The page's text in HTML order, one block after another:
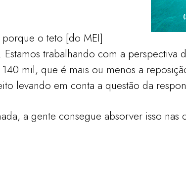
porque o teto [do MEI]
Estamos trabalhando com a perspectiva
mil, que é mais ou menos a
levando em conta a questão da
a gente consegue absorver isso nas